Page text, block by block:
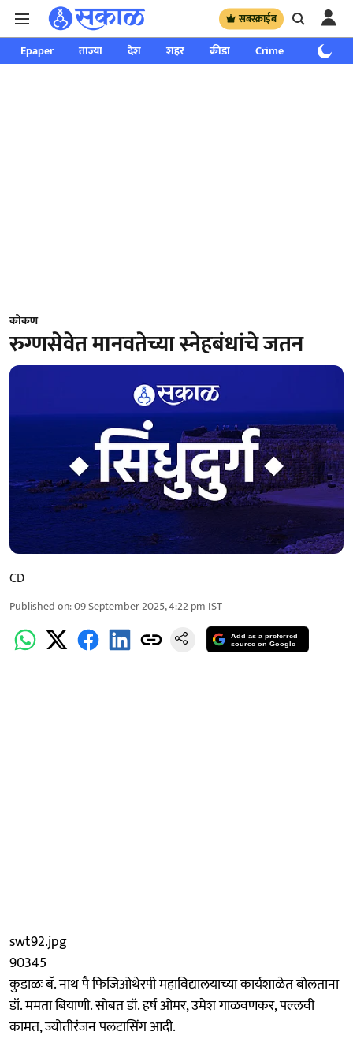
सबस्क्राईब
Epaper ताज्या देश शहर क्रीडा Crime साप्ताहिक
कोकण
रुग्णसेवेत मानवतेच्या स्नेहबंधांचे जतन
CD
Published on:09 September 2025, 4:22 pm IST
Add as a preferred
source on Google
swt92.jpg
90345
कुडाळः बॅ. नाथ पै फिजिओथेरपी महाविद्यालयाच्या कार्यशाळेत बोलताना
डॉ. ममता बियाणी. सोबत डॉ. हर्ष ओमर, उमेश गाळवणकर, पल्लवी
कामत, ज्योतीरंजन पलटासिंग आदी.